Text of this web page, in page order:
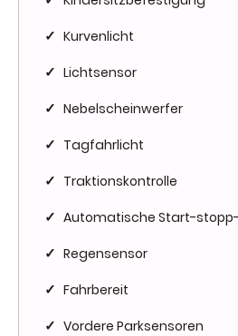
✓ Kurvenlicht
✓ Lichtsensor
✓ Nebelscheinwerfer
✓ Tagfahrlicht
✓ Traktionskontrolle
✓ Automatische Start-
✓ Regensensor
✓ Fahrbereit
✓ Vordere Parksensoren